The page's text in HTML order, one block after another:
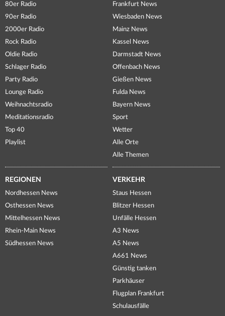
80er Radio
90er Radio
2000er Radio
Rock Radio
Oldie Radio
Schlager Radio
Party Radio
Lounge Radio
Weihnachtsradio
Meditationsradio
Top 40
Playlist
Frankfurt News
Wiesbaden News
Mainz News
Kassel News
Darmstadt News
Offenbach News
Gießen News
Fulda News
Bayern News
Sport
Wetter
Alle Orte
Alle Themen
REGIONEN
Nordhessen News
Osthessen News
Mittelhessen News
Rhein-Main News
Südhessen News
VERKEHR
Staus Hessen
Blitzer Hessen
Unfälle Hessen
A3 News
A5 News
A661 News
Günstig tanken
Parkhäuser
Flugplan Frankfurt
Schulausfälle